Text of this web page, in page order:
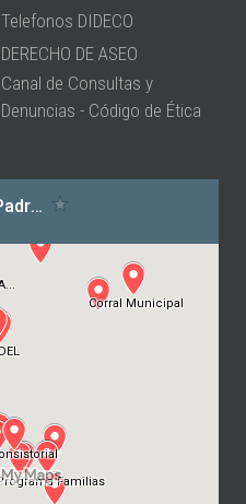
Telefonos DIDECO
DERECHO DE ASEO
Canal de Consultas y
Denuncias - Código de Ética